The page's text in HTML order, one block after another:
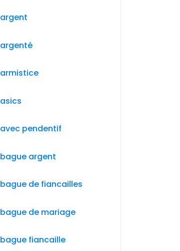
argent
argenté
armistice
asics
avec pendentif
bague argent
bague de fiancailles
bague de mariage
bague fiancaille